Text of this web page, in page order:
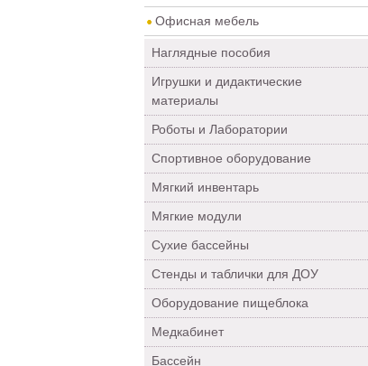
Офисная мебель
Наглядные пособия
Игрушки и дидактические
материалы
Роботы и Лаборатории
Спортивное оборудование
Мягкий инвентарь
Мягкие модули
Сухие бассейны
Стенды и таблички для ДОУ
Оборудование пищеблока
Медкабинет
Бассейн